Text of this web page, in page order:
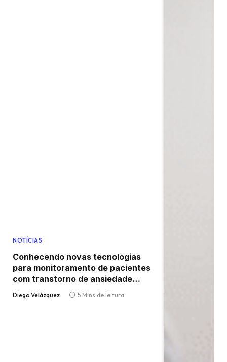
NOTÍCIAS
Conhecendo novas tecnologias
para monitoramento de pacientes
com transtorno de ansiedade
generalizada, com Nathalia
Belletato
Diego Velázquez 5 Mins de leitura